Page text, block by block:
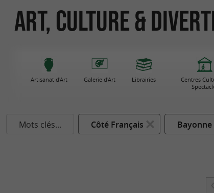
Art, Culture &
Artisanat d'Art Galerie d'Art Librairies
Centres
Mots clés... Côté Français Bayonne